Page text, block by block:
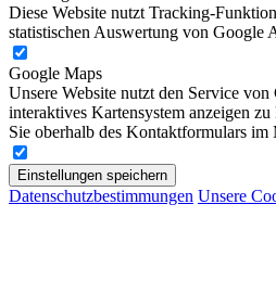
Diese Website nutzt Tracking-
statistischen Auswertung von Google
Google Maps
Unsere Website nutzt den Service
interaktives Kartensystem anzeigen
Sie oberhalb des Kontaktformulars
Einstellungen speichern
Datenschutzbestimmungen Unsere